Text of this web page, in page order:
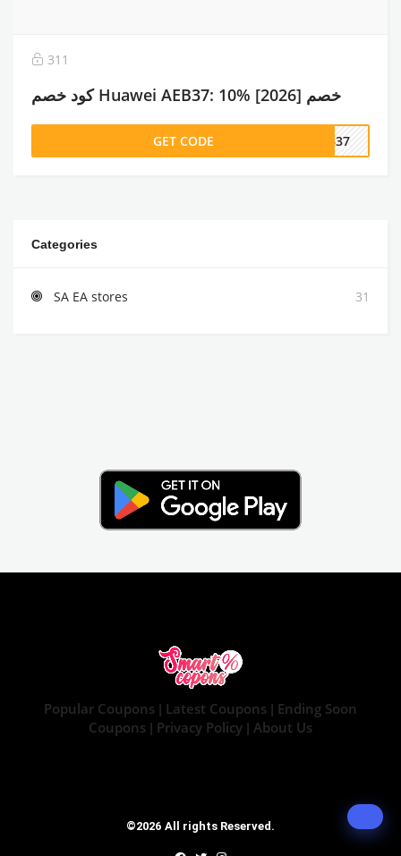
311
كود خصم Huawei AEB37: 10% خصم [2026]
GET CODE EB37
Categories
SA EA stores 31
Popular Coupons | Latest Coupons | Ending Soon
Coupons | Privacy Policy | About Us
©2026 All rights Reserved.